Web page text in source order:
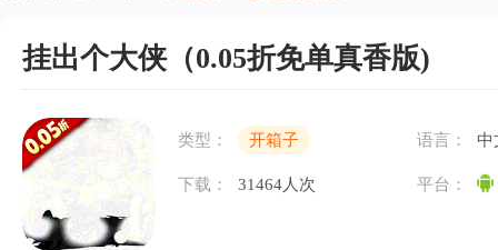
挂出个大侠（0.05折免单真香版)
类型： 开箱子 语言： 中
下载： 31464人次 平台：